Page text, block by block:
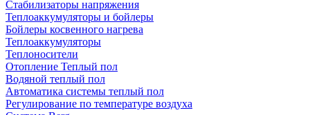
Стабилизаторы напряжения
Теплоаккумуляторы и бойлеры
Бойлеры косвенного нагрева
Теплоаккумуляторы
Теплоносители
Отопление Теплый пол
Водяной теплый пол
Автоматика системы теплый пол
Регулирование по температуре воздуха